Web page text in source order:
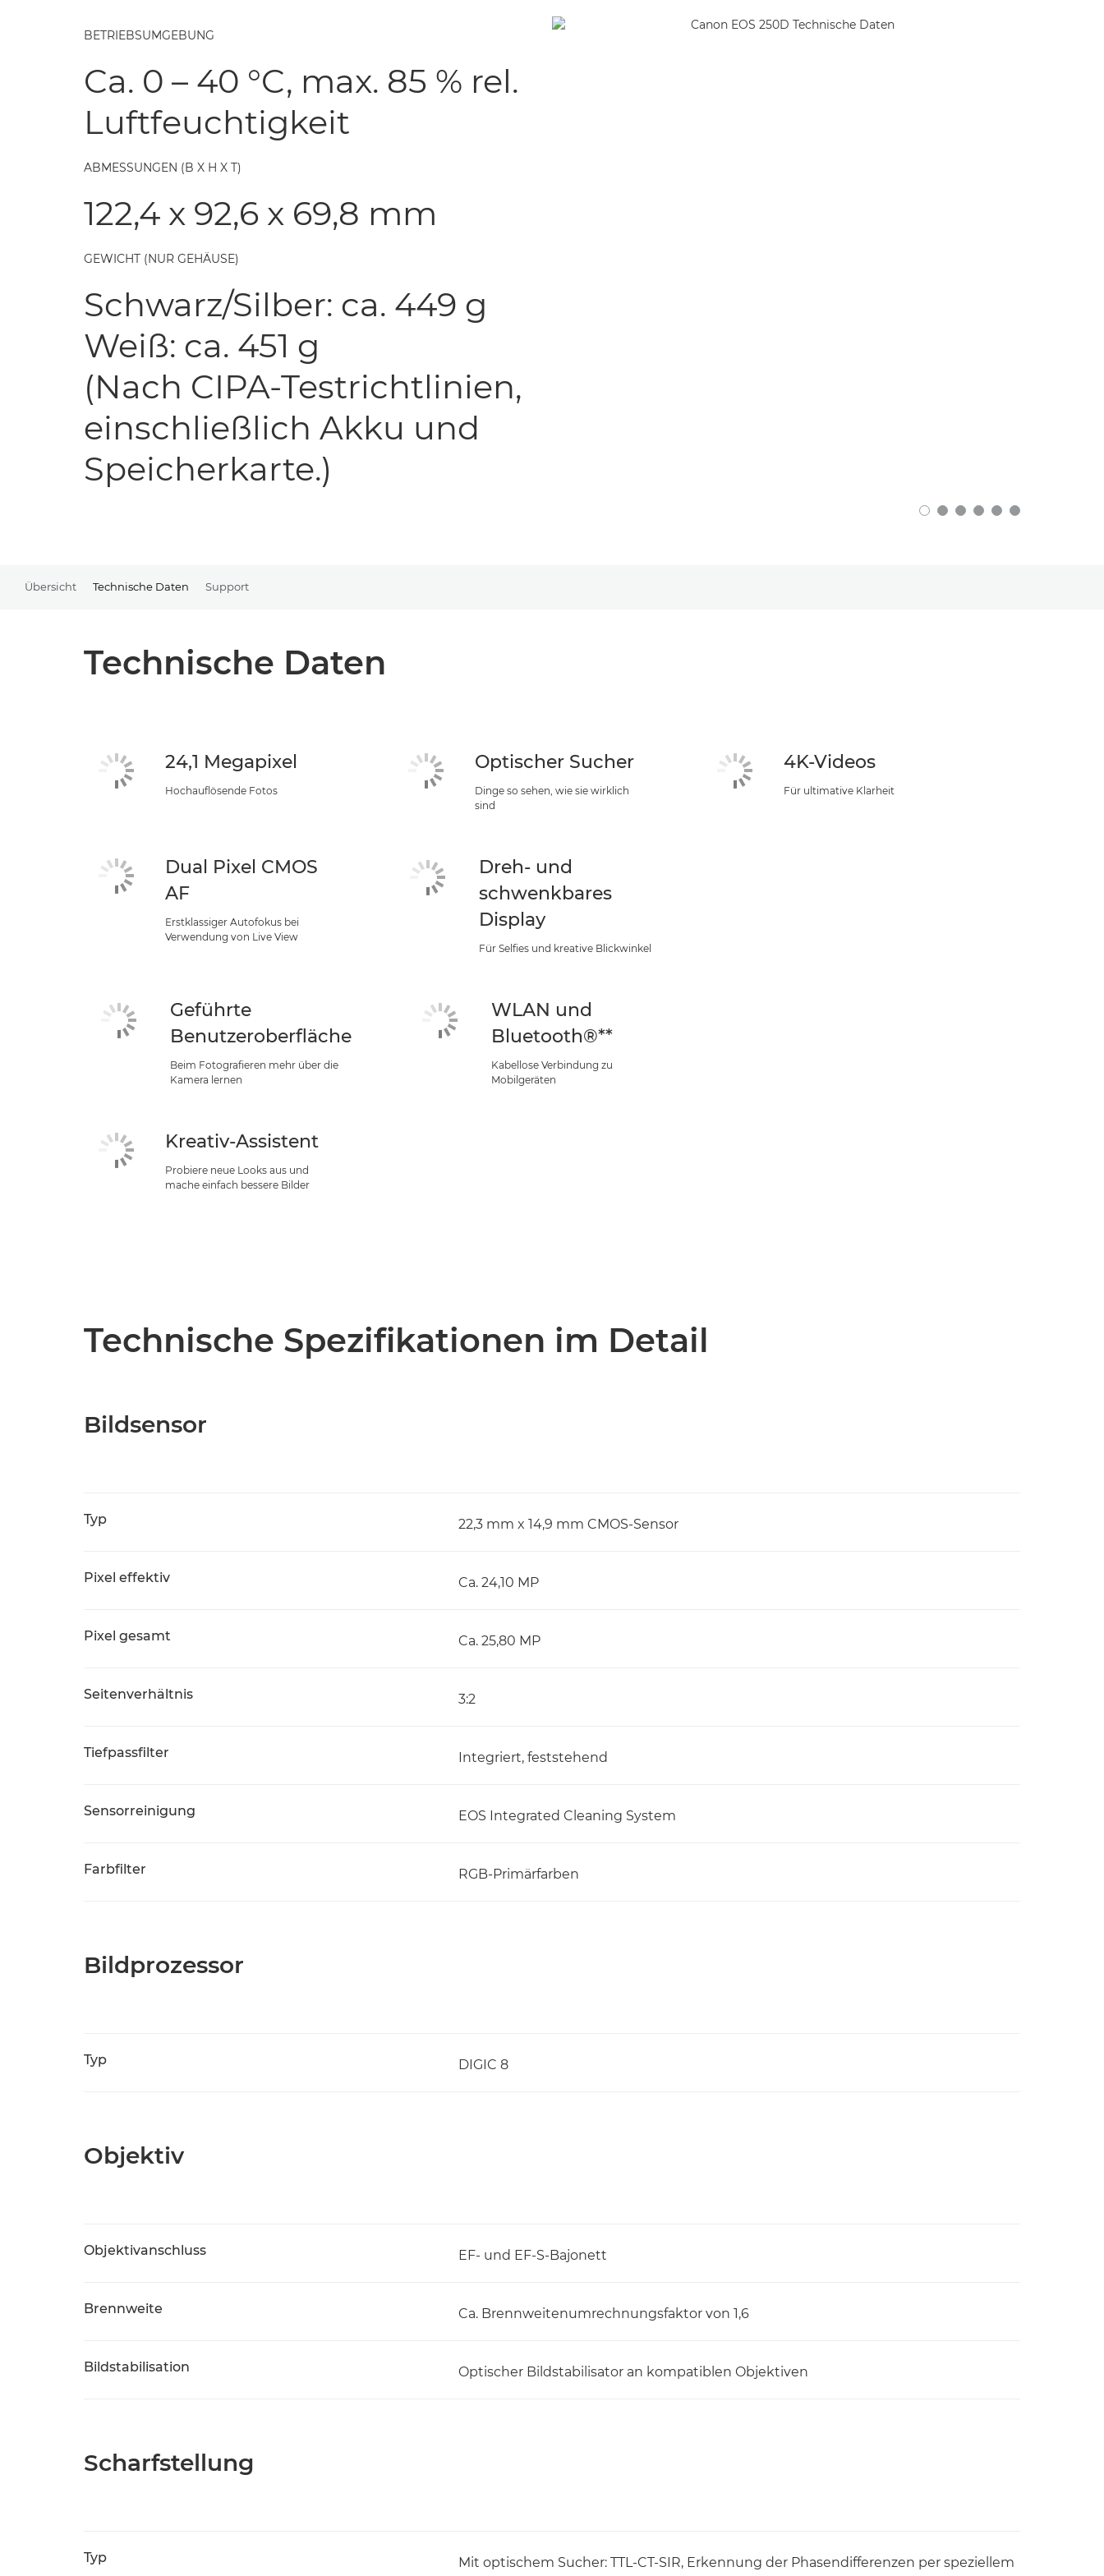
BETRIEBSUMGEBUNG
Ca. 0 – 40 °C, max. 85 % rel.
Luftfeuchtigkeit
ABMESSUNGEN (B X H X T)
122,4 x 92,6 x 69,8 mm
GEWICHT (NUR GEHÄUSE)
Schwarz/Silber: ca. 449 g
Weiß: ca. 451 g
(Nach CIPA-Testrichtlinien,
einschließlich Akku und
Speicherkarte.)
Übersicht Technische Daten Support
Technische Daten
24,1 Megapixel
Hochauflösende Fotos
Optischer Sucher
Dinge so sehen, wie sie wirklich
sind
4K-Videos
Für ultimative Klarheit
Dual Pixel CMOS
AF
Erstklassiger Autofokus bei
Verwendung von Live View
Dreh- und
schwenkbares
Display
Für Selfies und kreative Blickwinkel
Geführte
Benutzeroberfläche
Beim Fotografieren mehr über die
Kamera lernen
WLAN und
Bluetooth®**
Kabellose Verbindung zu
Mobilgeräten
Kreativ-Assistent
Probiere neue Looks aus und
mache einfach bessere Bilder
Technische Spezifikationen im Detail
Bildsensor
Typ 22,3 mm x 14,9 mm CMOS-Sensor
Pixel effektiv Ca. 24,10 MP
Pixel gesamt Ca. 25,80 MP
Seitenverhältnis 3:2
Tiefpassfilter Integriert, feststehend
Sensorreinigung EOS Integrated Cleaning System
Farbfilter RGB-Primärfarben
Bildprozessor
Typ DIGIC 8
Objektiv
Objektivanschluss EF- und EF-S-Bajonett
Brennweite Ca. Brennweitenumrechnungsfaktor von 1,6
Bildstabilisation Optischer Bildstabilisator an kompatiblen Objektiven
Scharfstellung
Typ
Mit optischem Sucher: TTL-CT-SIR, Erkennung der Phasendifferenzen per speziellem